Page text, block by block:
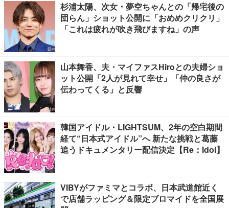
杉浦太陽、次女・夢空ちゃんとの「帰宅後の
団らん」ショット公開に「おめめクリクリ」
「これは疲れが吹き飛びますね」の声
山本舞香、夫・マイファスHiroとの夫婦ショ
ット公開「2人が見れて幸せ」「仲の良さが
伝わってくる」と反響
韓国アイドル・LIGHTSUM、2年の空白期間
経て“日本式アイドル”へ 新たな挑戦と葛藤
追うドキュメンタリー配信決定【Re：Idol】
VIBYがファミマとコラボ、日本武道館近く
で店舗ラッピング＆限定ブロマイドを全国展